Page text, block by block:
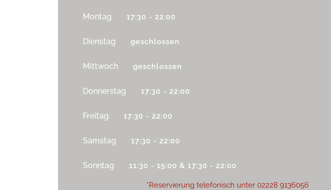
Montag 17:30 - 22:00
Dienstag geschlossen
Mittwoch geschlossen
Donnerstag 17:30 - 22:00
Freitag 17:30 - 22:00
Samstag 17:30 - 22:00
Sonntag 11:30 - 15:00 & 17:30 - 22:00
*Reservierung telefonisch unter 02228 9136056